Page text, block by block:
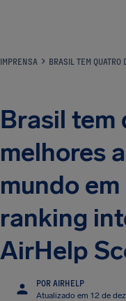
IMPRENSA
Brasil tem
melhores
mundo
ranking
AirHelp
POR AIRHELP
Atualizado em 12 de